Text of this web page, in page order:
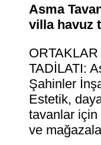
Asma
villa havuz
TADİLATI:
Şahinler
Estetik,
tavanlar
ve